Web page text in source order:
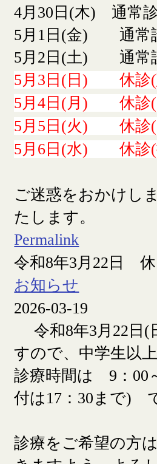
4月30日(木) 通常
5月1日(金) 通常
5月2日(土) 通常
5月3日(日) 休診(
5月4日(月) 休診(
5月5日(火) 休診(
5月6日(水) 休診(
ご迷惑をおかけし
たします。
Permalink
令和8年3月22日
お知らせ
2026-03-19
令和8年3月22日(
すので、中学生以
診療時間は 9：00
付は17：30まで)
診療をご希望の方は